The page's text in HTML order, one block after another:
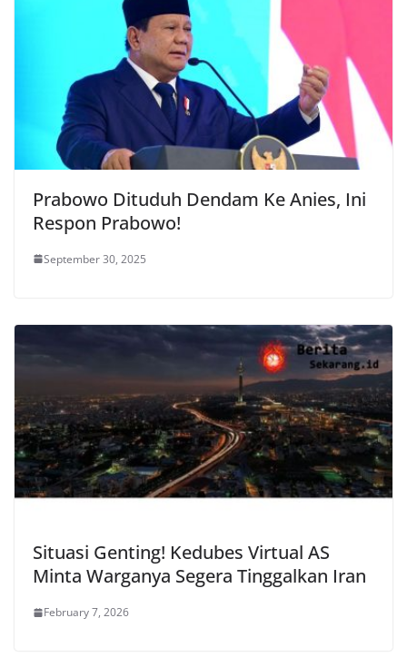
Prabowo Dituduh Dendam Ke Anies, Ini
Respon Prabowo!
September 30, 2025
Situasi Genting! Kedubes Virtual AS
Minta Warganya Segera Tinggalkan Iran
February 7, 2026